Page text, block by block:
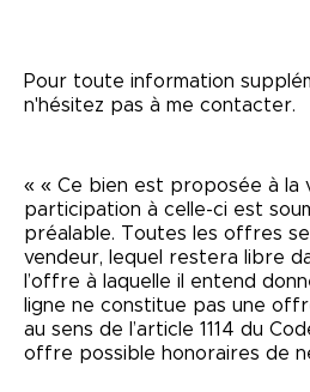
Pour toute information
n'hésitez pas à me contacter.
« « Ce bien est proposée à la
participation à celle-ci est
préalable. Toutes les offres
vendeur, lequel restera libre
l’offre à laquelle il entend
ligne ne constitue pas une
au sens de l’article 1114 du
offre possible honoraires de